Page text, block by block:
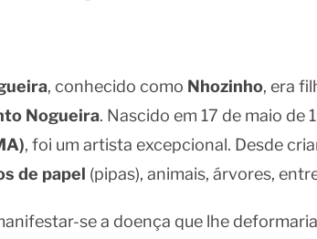
, conhecido como Nhozinho, era
Nogueira. Nascido em 17 de maio de
, foi um artista excepcional. Desde
de papel (pipas), animais, árvores,
se a doença que lhe